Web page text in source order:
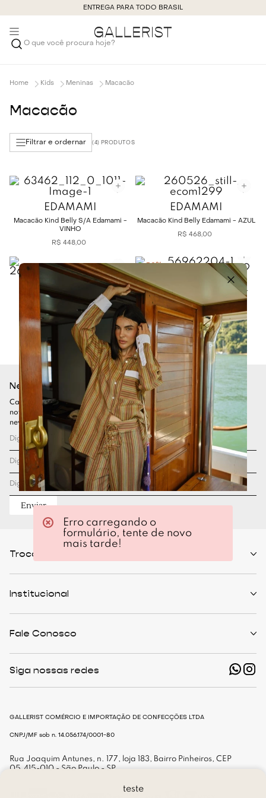
teste
ENTREGA PARA TODO BRASIL
O que você procura hoje?
Kids Meninas Macacão
Macacão
Filtrar e ordernar 4
EDAMAMI
Macacão Kind Belly S/A Edamami -
VINHO
R$ 448,00
EDAMAMI
Macacão Kind Belly Edamami - AZUL
R$ 468,00
EDAMAMI
Macacão Kind Belly Edamami -
VINHO
R$ 468,00
EDAMAMI
Macacão Kind Check Edamami -
XADREZ
R$ 490,00 R$ 343,00
Newsletter
Cadastre-se para ficar por dentro de todas as nossas
novidades. Garanta seu desconto assinando nossa
newsletter
Enviar
Trocas e Devoluções
Formas de Pagamento
Cashback
Institucional
The Outlist
Nossas Lojas
Trabalhe Conosco
Fale Conosco
shop@gallerist.com.br
Siga nossas redes
GALLERIST COMÉRCIO E IMPORTAÇÃO DE CONFECÇÕES LTDA
CNPJ/MF sob n. 14.056.174/0001-80
Rua Joaquim Antunes, n. 177, loja 183, Bairro Pinheiros, CEP
05.415-010 - São Paulo - SP
Erro carregando o
formulário, tente de novo
mais tarde!